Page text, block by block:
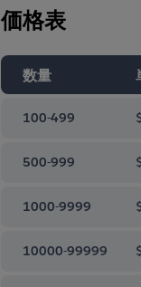
価格表
数量
100-499
500-999
1000-9999
10000-99999